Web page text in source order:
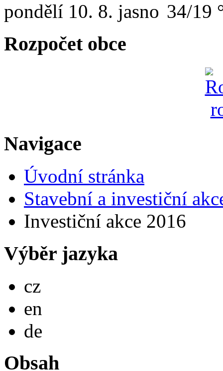
pondělí 10. 8. 34/19
Rozpočet obce
Navigace
Úvodní stránka
Stavební a investiční
Investiční akce 2016
Výběr jazyka
cz
en
de
Obsah